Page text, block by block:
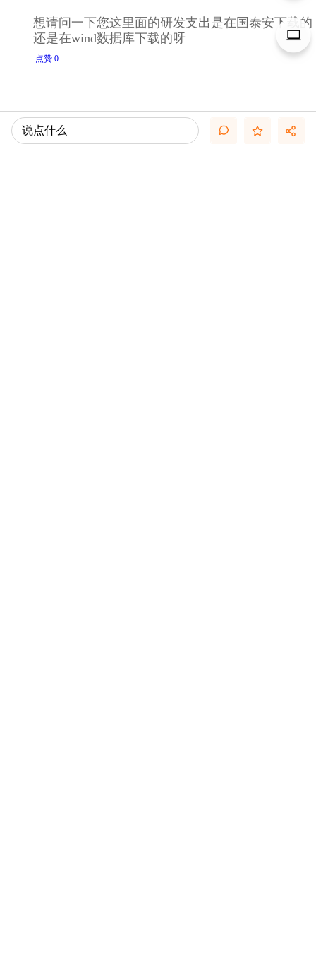
想请问一下您这里面的研发支出是在国泰安下载的
还是在wind数据库下载的呀
点赞 0
说点什么